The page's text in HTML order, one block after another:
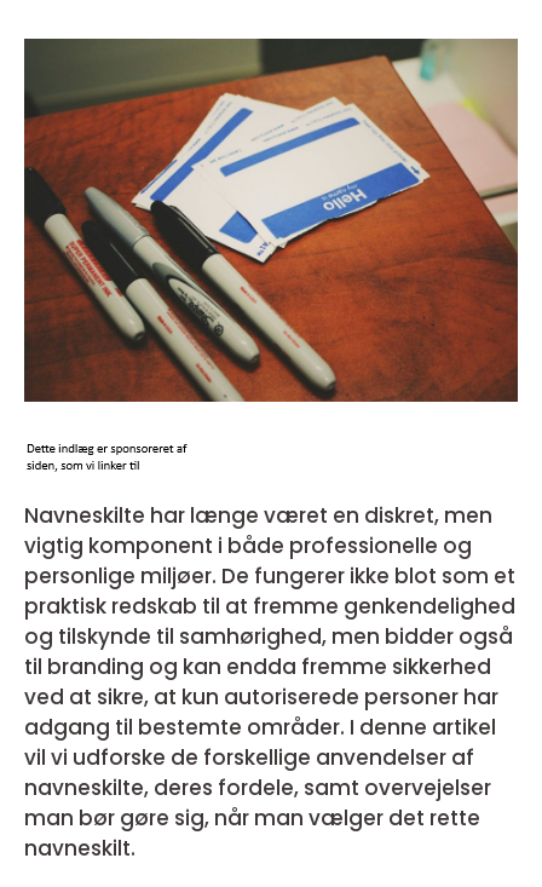
Navneskilte har længe været en diskret, men
vigtig komponent i både professionelle og
personlige miljøer. De fungerer ikke blot som et
praktisk redskab til at fremme genkendelighed
og tilskynde til samhørighed, men bidder også
til branding og kan endda fremme sikkerhed
ved at sikre, at kun autoriserede personer har
adgang til bestemte områder. I denne artikel
vil vi udforske de forskellige anvendelser af
navneskilte, deres fordele, samt overvejelser
man bør gøre sig, når man vælger det rette
navneskilt.